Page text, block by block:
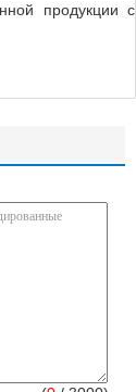
продукции с